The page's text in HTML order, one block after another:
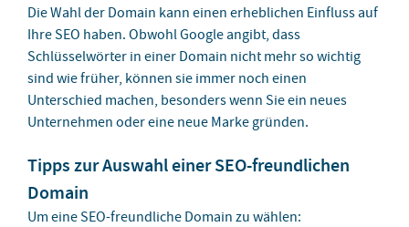
Die Wahl der Domain kann einen erheblichen Einfluss auf
Ihre SEO haben. Obwohl Google angibt, dass
Schlüsselwörter in einer Domain nicht mehr so wichtig
sind wie früher, können sie immer noch einen
Unterschied machen, besonders wenn Sie ein neues
Unternehmen oder eine neue Marke gründen.
Tipps zur Auswahl einer SEO-freundlichen
Domain
Um eine SEO-freundliche Domain zu wählen: